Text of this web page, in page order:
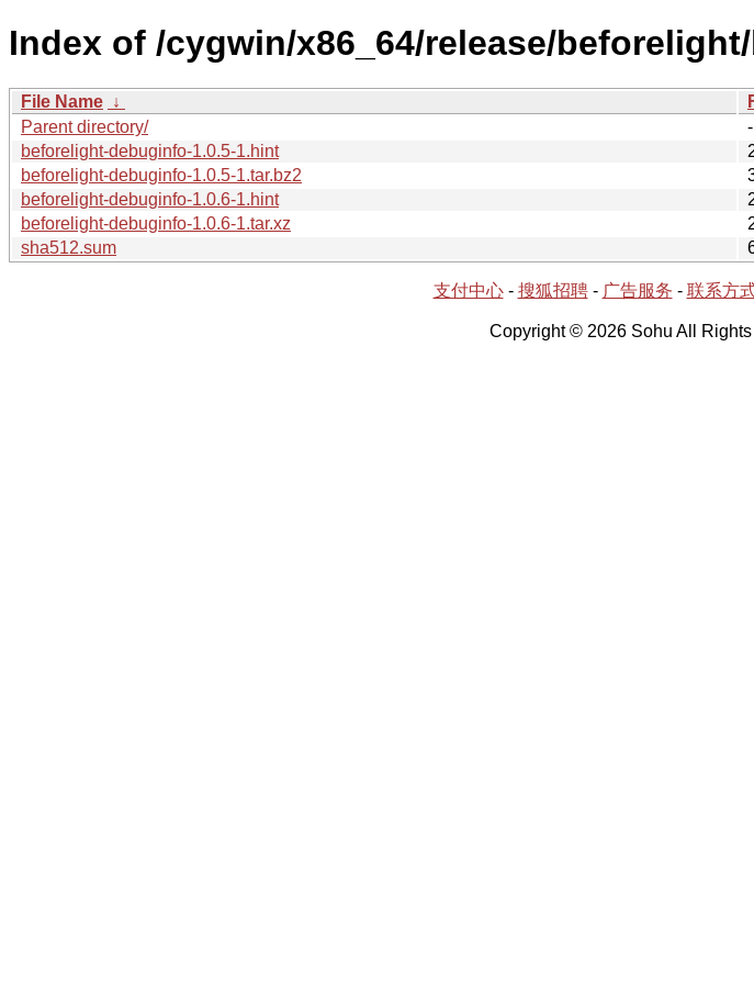
Index of /cygwin/x86_64/release/
File Name ↓
Parent directory/
-
beforelight-debuginfo-1.0.5-1.hint
beforelight-debuginfo-1.0.5-1.tar.bz2
beforelight-debuginfo-1.0.6-1.hint
beforelight-debuginfo-1.0.6-1.tar.xz
sha512.sum
支付中心- 搜狐招聘- 广告服务 - 联系方
Copyright © 2026 Sohu All Rights